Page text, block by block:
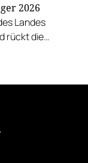
2026
Landes
rückt die